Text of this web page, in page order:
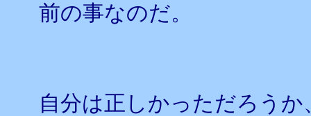
前の事なのだ。
自分は正しかっただろう